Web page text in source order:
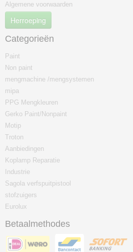
Algemene voorwaarden
Herroeping
Categorieën
Paint
Non paint
mengmachine /mengsystemen
mipa
PPG Mengkleuren
Gerko Paint/Nonpaint
Motip
Troton
Aanbiedingen
Koplamp Reparatie
Industrie
Sagola verfspuitpistool
stofzuigers
Eurolux
Betaalmethodes